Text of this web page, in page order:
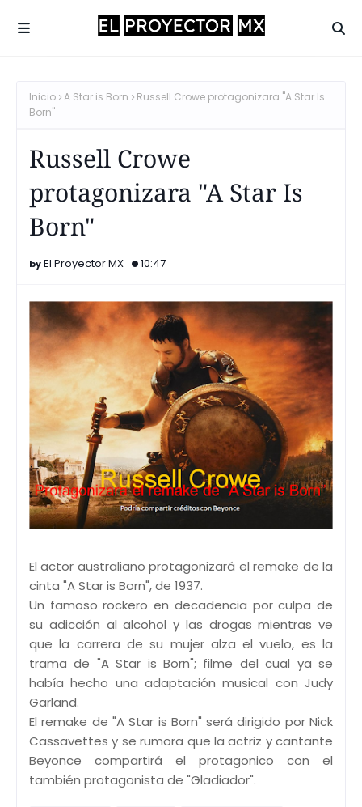
Inicio A Star is Born
Russell Crowe protagonizara "A Star Is
Born"
Russell Crowe
protagonizara "A Star Is
Born"
El Proyector MX 10:47
El actor australiano protagonizará el remake de la
cinta "A Star is Born", de 1937.
Un famoso rockero en decadencia por culpa de
su adicción al alcohol y las drogas mientras ve
que la carrera de su mujer alza el vuelo, es la
trama de "A Star is Born"; filme del cual ya se
había hecho una adaptación musical con Judy
Garland.
El remake de "A Star is Born" será dirigido por Nick
Cassavettes y se rumora que la actriz y cantante
Beyonce compartirá el protagonico con el
también protagonista de "Gladiador".